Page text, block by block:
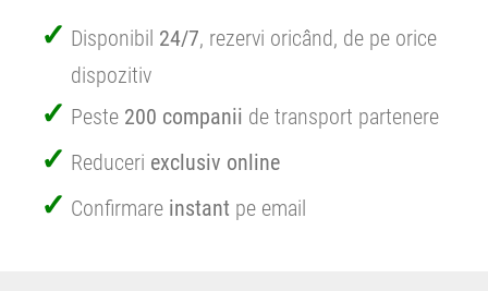
Disponibil 24/7, rezervi oricând, de pe orice
dispozitiv
Peste 200 companii de transport partenere
Reduceri exclusiv online
Confirmare instant pe email